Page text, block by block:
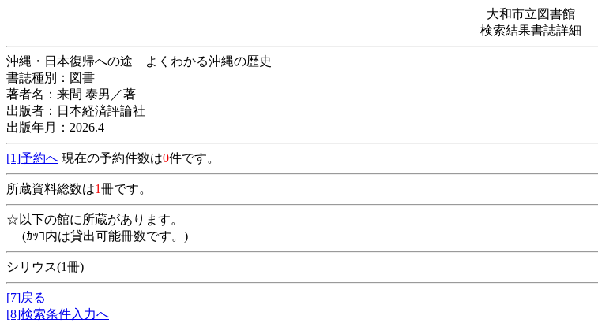
大和市立図書館
検索結果書誌詳細
沖縄・日本復帰への途 よくわかる沖縄の歴史
書誌種別：図書
著者名：来間 泰男／著
出版者：日本経済評論社
出版年月：2026.4
[1]予約へ 現在の予約件数は0件です。
所蔵資料総数は1冊です。
☆以下の館に所蔵があります。
(ｶｯｺ内は貸出可能冊数です。)
シリウス(1冊)
[7]戻る
[8]検索条件入力へ